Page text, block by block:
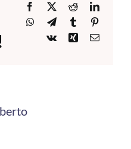
Facebook
X Reddit
WhatsApp
TelegramTumblr
Vk
XingEmail